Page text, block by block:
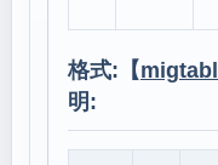
格式:【
明: